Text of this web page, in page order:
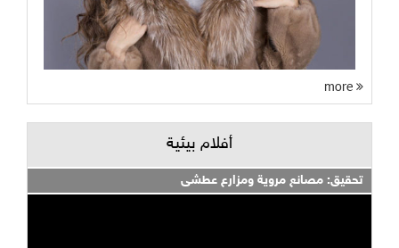
أفلام بيئية
تحقيق: مصانع مروية ومزارع عطشى